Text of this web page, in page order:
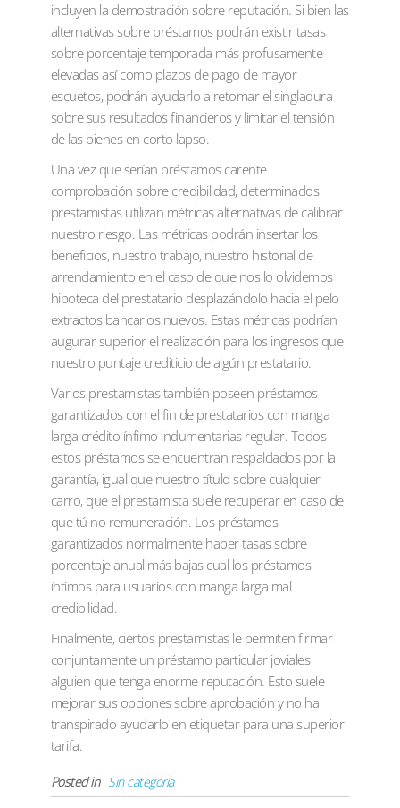
incluyen la demostración sobre reputación. Si bien las
alternativas sobre préstamos podrán existir tasas
sobre porcentaje temporada más profusamente
elevadas así­ como plazos de pago de mayor
escuetos, podrán ayudarlo a retomar el singladura
sobre sus resultados financieros y limitar el tensión
de las bienes en corto lapso.
Una vez que serían préstamos carente
comprobación sobre credibilidad, determinados
prestamistas utilizan métricas alternativas de calibrar
nuestro riesgo. Las métricas podrán insertar los
beneficios, nuestro trabajo, nuestro historial de
arrendamiento en el caso de que nos lo olvidemos
hipoteca del prestatario desplazándolo hacia el pelo
extractos bancarios nuevos. Estas métricas podrían
augurar superior el realización para los ingresos que
nuestro puntaje crediticio de algún prestatario.
Varios prestamistas también poseen préstamos
garantizados con el fin de prestatarios con manga
larga crédito ínfimo indumentarias regular. Todos
estos préstamos se encuentran respaldados por la
garantía, igual que nuestro título sobre cualquier
carro, que el prestamista suele recuperar en caso de
que tú no remuneración. Los préstamos
garantizados normalmente haber tasas sobre
porcentaje anual más bajas cual los préstamos
íntimos para usuarios con manga larga mal
credibilidad.
Finalmente, ciertos prestamistas le permiten firmar
conjuntamente un préstamo particular joviales
alguien que tenga enorme reputación. Esto suele
mejorar sus opciones sobre aprobación y no ha
transpirado ayudarlo en etiquetar para una superior
tarifa.
Posted in Sin categoría